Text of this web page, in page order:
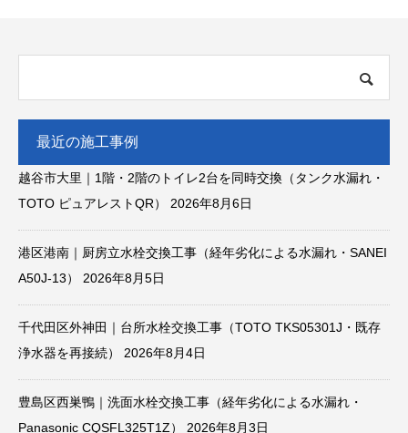
最近の施工事例
越谷市大里｜1階・2階のトイレ2台を同時交換（タンク水漏れ・
TOTO ピュアレストQR）
2026年8月6日
港区港南｜厨房立水栓交換工事（経年劣化による水漏れ・SANEI
A50J-13）
2026年8月5日
千代田区外神田｜台所水栓交換工事（TOTO TKS05301J・既存
浄水器を再接続）
2026年8月4日
豊島区西巣鴨｜洗面水栓交換工事（経年劣化による水漏れ・
Panasonic CQSFL325T1Z）
2026年8月3日